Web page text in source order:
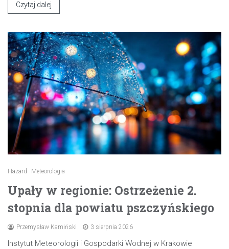
Czytaj dalej
Hazard Meteorologia
Upały w regionie: Ostrzeżenie 2.
stopnia dla powiatu pszczyńskiego
Przemysław Kamiński 3 sierpnia 2026
Instytut Meteorologii i Gospodarki Wodnej w Krakowie